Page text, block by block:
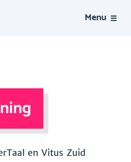
Menu
en Vitus Zuid